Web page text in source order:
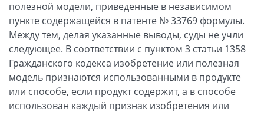
полезной модели, приведенные в независимом
пункте содержащейся в патенте № 33769 формулы.
Между тем, делая указанные выводы, суды не учли
следующее. В соответствии с пунктом 3 статьи 1358
Гражданского кодекса изобретение или полезная
модель признаются использованными в продукте
или способе, если продукт содержит, а в способе
использован каждый признак изобретения или